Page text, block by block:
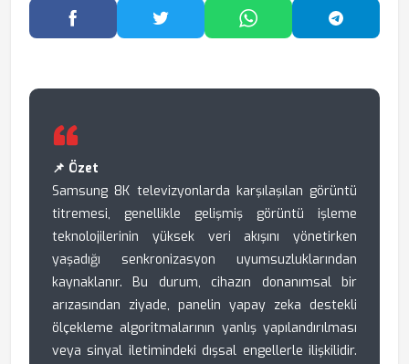
Facebook'ta PaylaşTwitter'da PaylaşWhatsApp'ta Paylaş
📌 Özet
Samsung 8K televizyonlarda karşılaşılan görüntü
titremesi, genellikle gelişmiş görüntü işleme
teknolojilerinin yüksek veri akışını yönetirken
yaşadığı senkronizasyon uyumsuzluklarından
kaynaklanır. Bu durum, cihazın donanımsal bir
arızasından ziyade, panelin yapay zeka destekli
ölçekleme algoritmalarının yanlış yapılandırılması
veya sinyal iletimindeki dışsal engellerle ilişkilidir.